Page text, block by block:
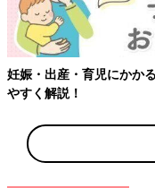
【ワクチン接種できるも